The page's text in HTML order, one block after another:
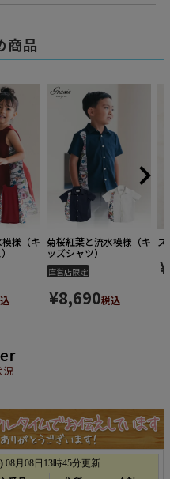
商品
様（キ 菊桜紅葉と流水模様（キ
ッズシャツ）
直営店限定
¥8,690税込
¥
況